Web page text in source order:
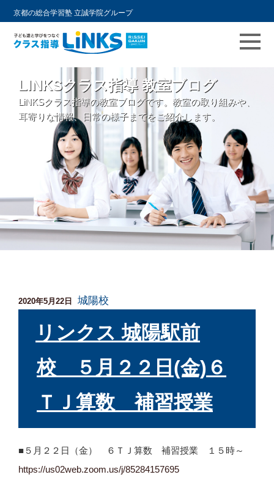
京都の総合学習塾 立誠学院グループ
LINKSクラス指導 教室ブログ
LiNKSクラス指導の教室ブログです。教室の取り組みや、
耳寄りな情報、日常の様子までをご紹介します。
投
2020年5月22日 城陽校
リンクス 城陽駅前
校 ５月２２日(金)６
ＴＪ算数 補習授業
■５月２２日（金） ６ＴＪ算数 補習授業 １５時～
https://us02web.zoom.us/j/85284157695